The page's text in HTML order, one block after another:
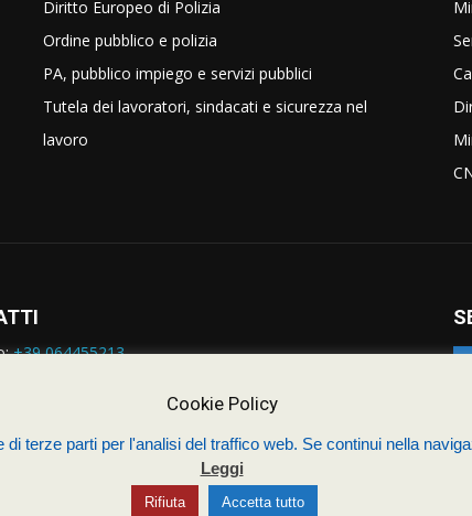
Diritto Europeo di Polizia
Ordine pubblico e polizia
PA, pubblico impiego e servizi pubblici
Tutela dei lavoratori, sindacati e sicurezza nel
lavoro
+39 064455213
Sindacato Italiano Unitario dei Lavoratori della Polizia
Contatti
Politica dei cookie (UE)
Cookie Policy
terze parti per l'analisi del traffico web. Se continui nella
Leggi
Rifiuta Accetta tutto